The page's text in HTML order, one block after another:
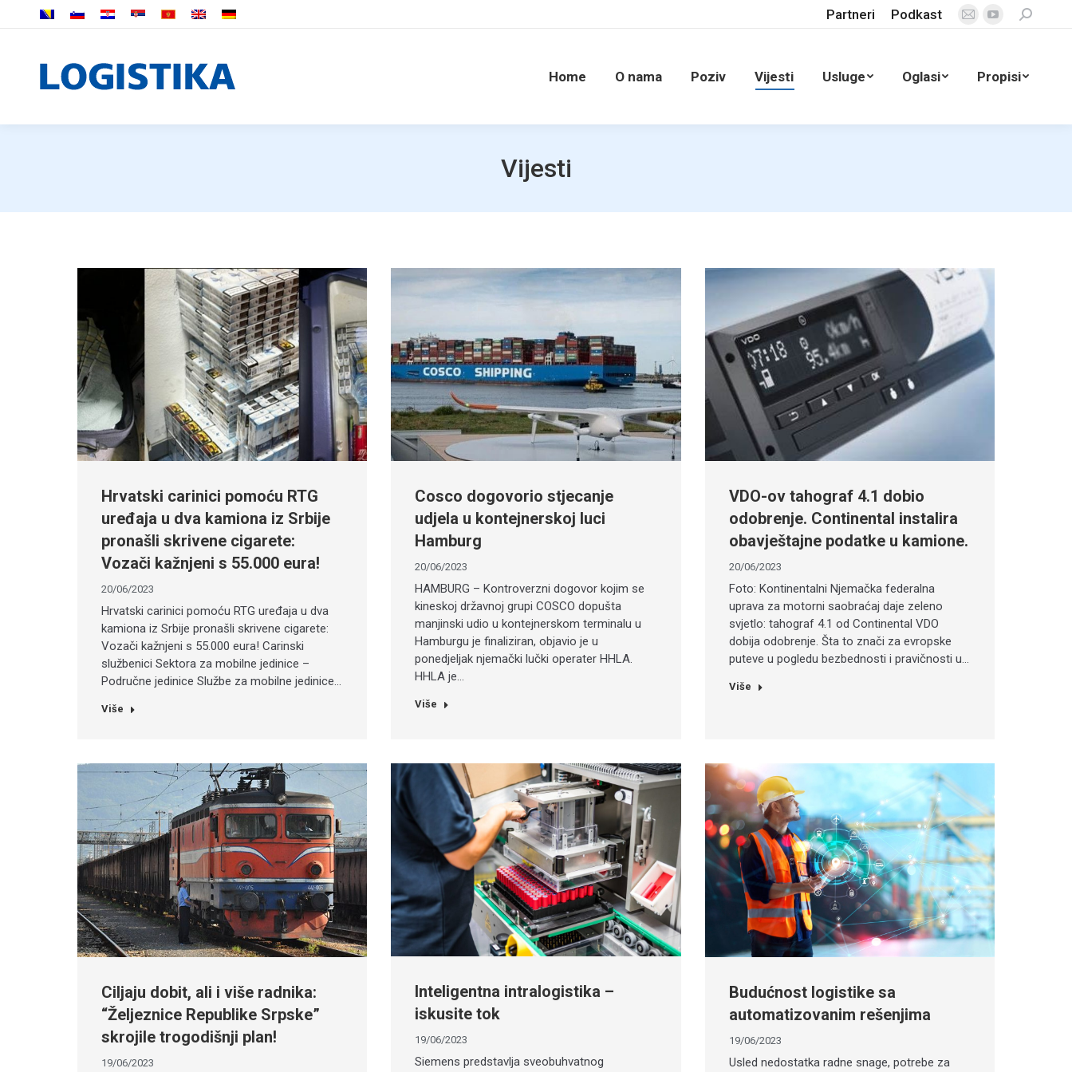
Partneri Podkast
Mail
window
YouTube
in
window
Search:
Home O nama Poziv Vijesti Usluge Oglasi Propisi
Vijesti
Hrvatski carinici pomoću RTG
uređaja u dva kamiona iz Srbije
pronašli skrivene cigarete:
Vozači kažnjeni s 55.000 eura!
20/06/2023
Hrvatski carinici pomoću RTG uređaja u dva
kamiona iz Srbije pronašli skrivene cigarete:
Vozači kažnjeni s 55.000 eura! Carinski
službenici Sektora za mobilne jedinice –
Područne jedinice Službe za mobilne jedinice…
Više
Cosco dogovorio stjecanje
udjela u kontejnerskoj luci
Hamburg
20/06/2023
HAMBURG – Kontroverzni dogovor kojim se
kineskoj državnoj grupi COSCO dopušta
manjinski udio u kontejnerskom terminalu u
Hamburgu je finaliziran, objavio je u
ponedjeljak njemački lučki operater HHLA.
HHLA je…
Više
VDO-ov tahograf 4.1 dobio
odobrenje. Continental instalira
obavještajne podatke u kamione.
20/06/2023
Foto: Kontinentalni Njemačka federalna
uprava za motorni saobraćaj daje zeleno
svjetlo: tahograf 4.1 od Continental VDO
dobija odobrenje. Šta to znači za evropske
puteve u pogledu bezbednosti i pravičnosti u…
Više
Ciljaju dobit, ali i više radnika:
“Željeznice Republike Srpske”
skrojile trogodišnji plan!
19/06/2023
Inteligentna intralogistika –
iskusite tok
19/06/2023
Siemens predstavlja sveobuhvatnog
Budućnost logistike sa
automatizovanim rešenjima
19/06/2023
Usled nedostatka radne snage, potrebe za